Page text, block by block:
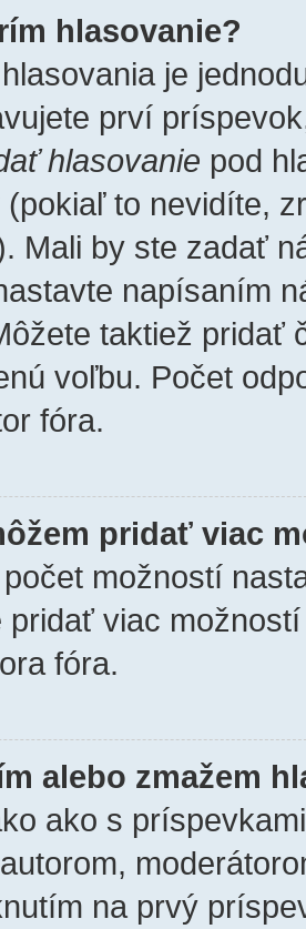
hlasovanie?
je
prví
hlasovanie pod
to nevidíte,
Mali by ste zadať
napísaním
taktiež pridať
voľbu. Počet
fóra.
pridať viac
možností
pridať viac
fóra.
alebo zmažem
ako s
na prvý